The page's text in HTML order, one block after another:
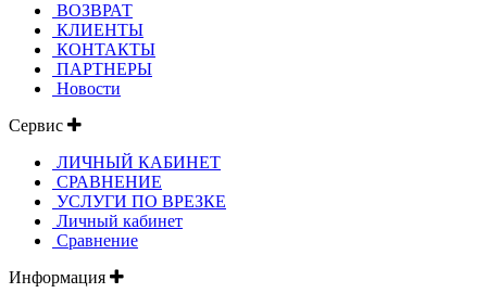
ВОЗВРАТ
КЛИЕНТЫ
КОНТАКТЫ
ПАРТНЕРЫ
Новости
Сервис
ЛИЧНЫЙ КАБИНЕТ
СРАВНЕНИЕ
УСЛУГИ ПО ВРЕЗКЕ
Личный кабинет
Сравнение
Информация